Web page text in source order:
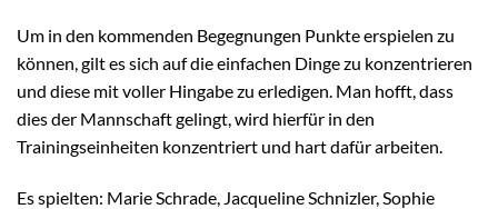
Um in den kommenden Begegnungen Punkte erspielen zu
können, gilt es sich auf die einfachen Dinge zu konzentrieren
und diese mit voller Hingabe zu erledigen. Man hofft, dass
dies der Mannschaft gelingt, wird hierfür in den
Trainingseinheiten konzentriert und hart dafür arbeiten.
Es spielten: Marie Schrade, Jacqueline Schnizler, Sophie